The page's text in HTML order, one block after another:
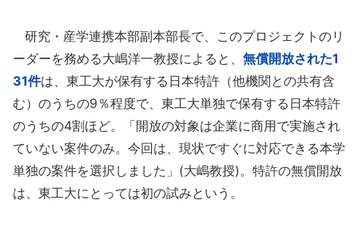
研究・産学連携本部副本部長で、このプロジェクトのリ
ーダーを務める大嶋洋一教授によると、 無償開放された1
31件は、東工大が保有する日本特許（他機関との共有含
む）のうちの9％程度で、東工大単独で保有する日本特許
のうちの4割ほど。「開放の対象は企業に商用で実施され
ていない案件のみ。今回は、現状ですぐに対応できる本学
単独の案件を選択しました」(大嶋教授)。特許の無償開放
は、東工大にとっては初の試みという。